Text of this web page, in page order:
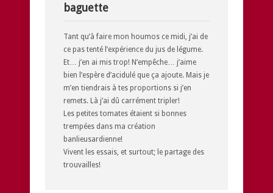
baguette
Tant qu’à faire mon houmos ce midi, j’ai de
ce pas tenté l’expérience du jus de légume.
Et… j’en ai mis trop! N’empêche… j’aime
bien l’espère d’acidulé que ça ajoute. Mais je
m’en tiendrais à tes proportions si j’en
remets. Là j’ai dû carrément tripler!
Les petites tomates étaient si bonnes
trempées dans ma création
banlieusardienne!
Vivent les essais, et surtout; le partage des
trouvailles!